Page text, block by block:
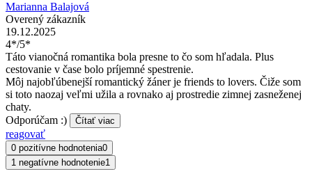
Marianna Balajová
Overený zákazník
19.12.2025
4*/5*
Táto vianočná romantika bola presne to čo som hľadala. Plus
cestovanie v čase bolo príjemné spestrenie.
Môj najobľúbenejší romantický žáner je friends to lovers. Čiže som
si toto naozaj veľmi užila a rovnako aj prostredie zimnej zasneženej
chaty.
Odporúčam :)
Čítať viac
reagovať
0 pozitívne hodnotenia0
1 negatívne hodnotenie1